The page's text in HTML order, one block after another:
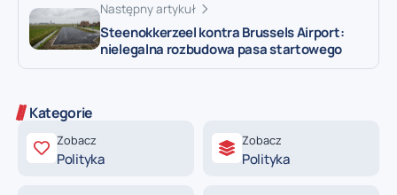
Następny artykuł
Steenokkerzeel kontra Brussels Airport:
nielegalna rozbudowa pasa startowego
Kategorie
Zobacz
Polityka
Zobacz
Polityka